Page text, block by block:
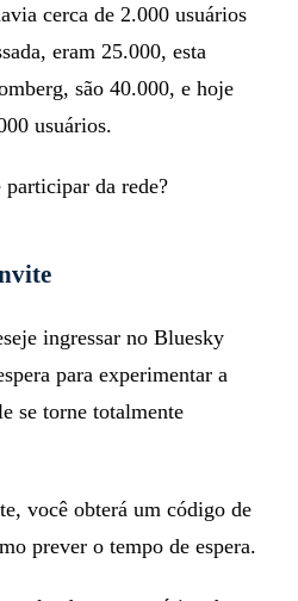
cerca de 2.000 usuários
eram 25.000, esta
são 40.000, e hoje
usuários.
da rede?
ingressar no Bluesky
para experimentar a
se torne totalmente
você obterá um código de
prever o tempo de espera.